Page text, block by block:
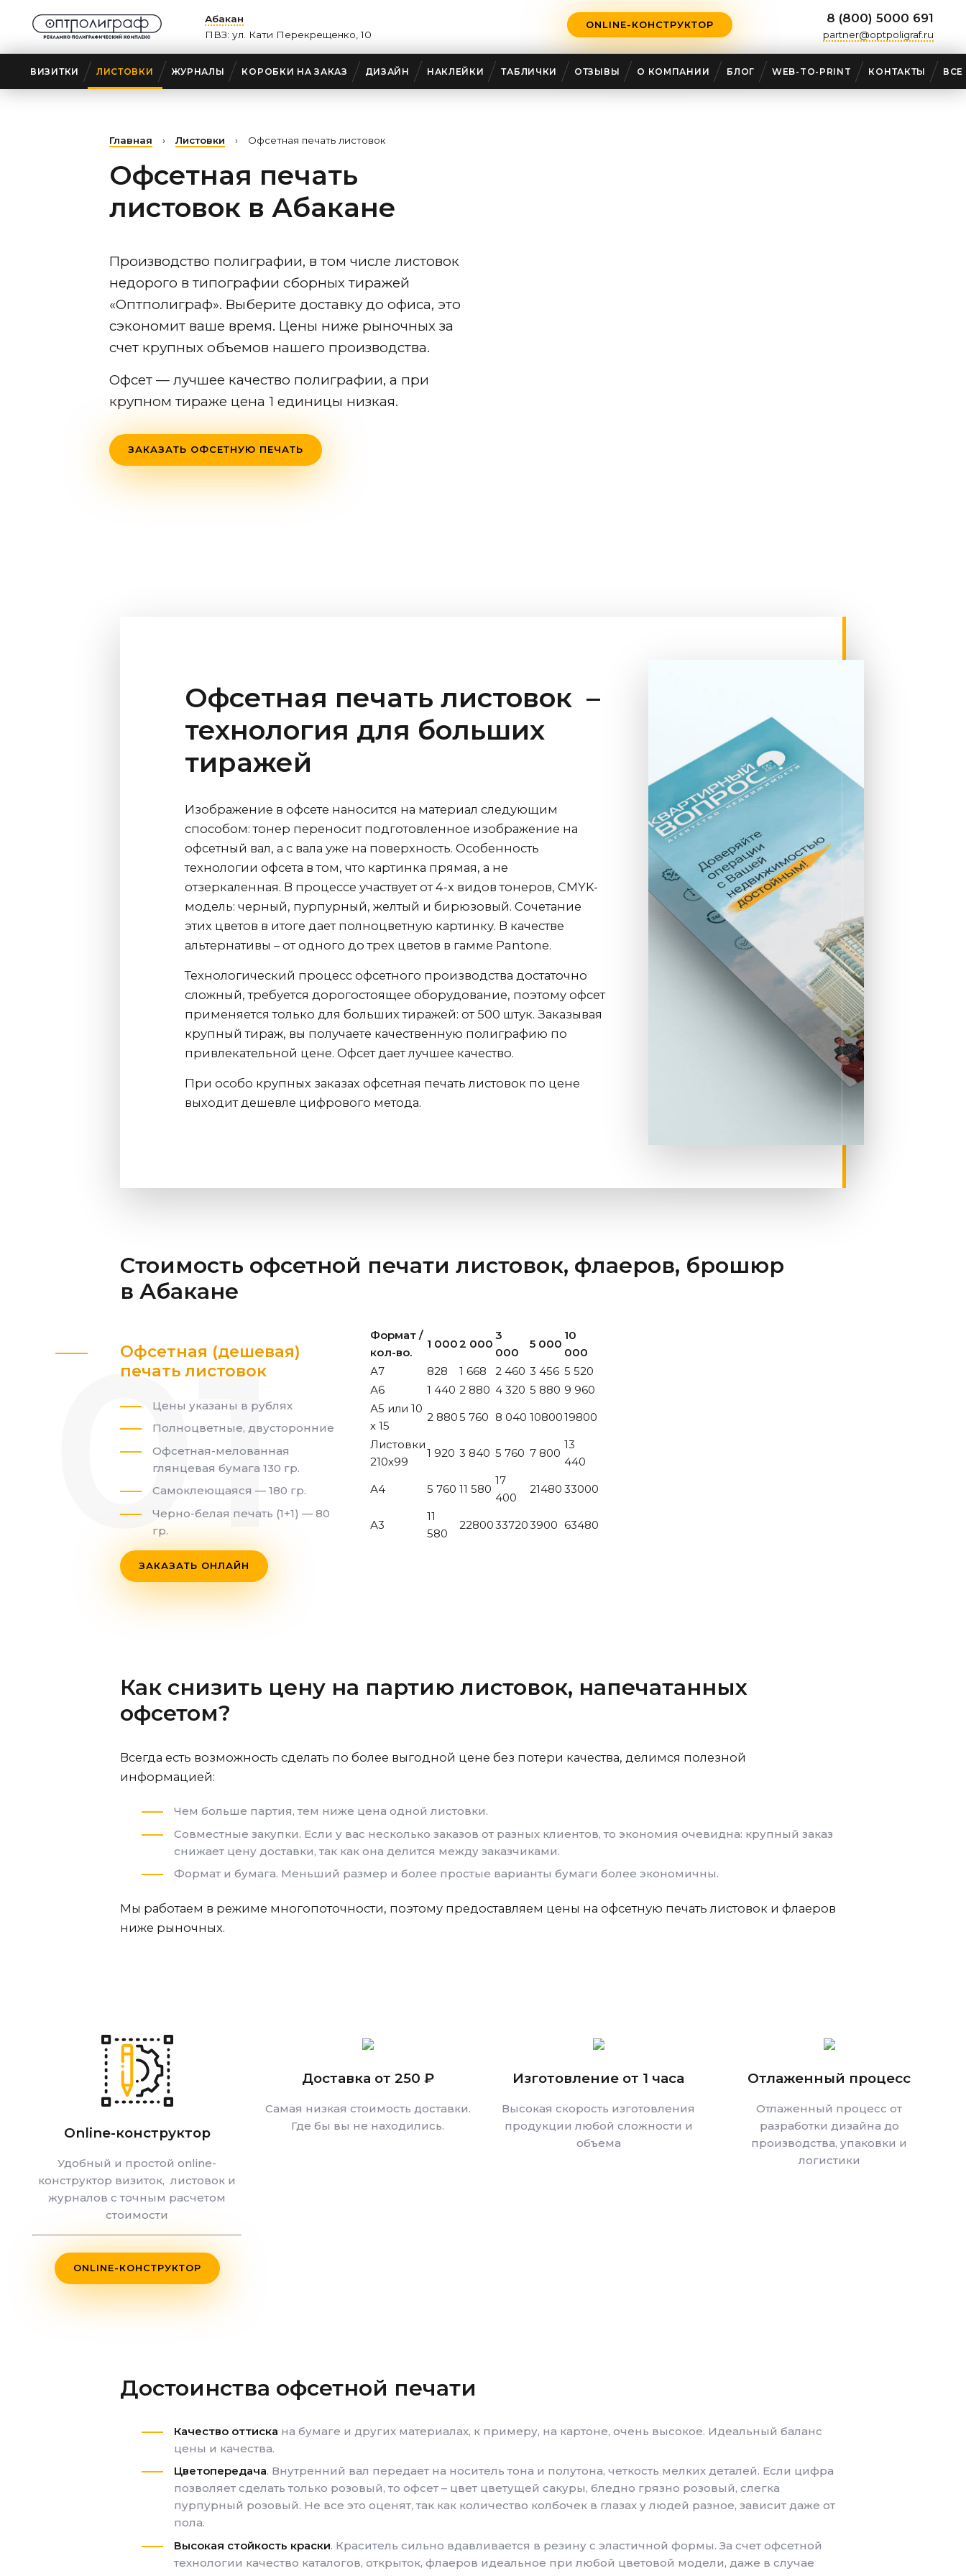
Абакан
ПВЗ: ул. Кати Перекрещенко, 10
ONLINE-КОНСТРУКТОР 8 (800) 5000 691
partner@optpoligraf.ru
ВИЗИТКИ ЛИСТОВКИ ЖУРНАЛЫ КОРОБКИ НА ЗАКАЗ ДИЗАЙН НАКЛЕЙКИ ТАБЛИЧКИ ОТЗЫВЫ О КОМПАНИИ БЛОГ WEB-TO-PRINT КОНТАКТЫ ВСЕ
Главная › Листовки › Офсетная печать листовок
Офсетная печать
листовок в Абакане
Производство полиграфии, в том числе листовок
недорого в типографии сборных тиражей
«Оптполиграф». Выберите доставку до офиса, это
сэкономит ваше время. Цены ниже рыночных за
счет крупных объемов нашего производства.
Офсет — лучшее качество полиграфии, а при
крупном тираже цена 1 единицы низкая.
ЗАКАЗАТЬ ОФСЕТНУЮ ПЕЧАТЬ
Офсетная печать листовок –
технология для больших
тиражей
Изображение в офсете наносится на материал следующим
способом: тонер переносит подготовленное изображение на
офсетный вал, а с вала уже на поверхность. Особенность
технологии офсета в том, что картинка прямая, а не
отзеркаленная. В процессе участвует от 4-х видов тонеров, CMYK-
модель: черный, пурпурный, желтый и бирюзовый. Сочетание
этих цветов в итоге дает полноцветную картинку. В качестве
альтернативы – от одного до трех цветов в гамме Pantone.
Технологический процесс офсетного производства достаточно
сложный, требуется дорогостоящее оборудование, поэтому офсет
применяется только для больших тиражей: от 500 штук. Заказывая
крупный тираж, вы получаете качественную полиграфию по
привлекательной цене. Офсет дает лучшее качество.
При особо крупных заказах офсетная печать листовок по цене
выходит дешевле цифрового метода.
Стоимость офсетной печати листовок, флаеров, брошюр
в Абакане
Офсетная (дешевая)
печать листовок
Цены указаны в рублях
Полноцветные, двусторонние
Офсетная-мелованная
глянцевая бумага 130 гр.
Самоклеющаяся — 180 гр.
Черно-белая печать (1+1) — 80
гр.
ЗАКАЗАТЬ ОНЛАЙН
Формат /
кол-во.
1 0002 000
3
000
5 000
10
000
А7
828 1 668 2 460 3 456 5 520
А6
1 440 2 880 4 320 5 880 9 960
А5 или 10
х 15
2 8805 760 8 040 1080019800
Листовки
210х99
1 920 3 840 5 760 7 800
13
440
А4
5 760 11 580
17
400
21480 33000
А3
11
580
22800337203900 63480
Как снизить цену на партию листовок, напечатанных
офсетом?
Всегда есть возможность сделать по более выгодной цене без потери качества, делимся полезной
информацией:
Чем больше партия, тем ниже цена одной листовки.
Совместные закупки. Если у вас несколько заказов от разных клиентов, то экономия очевидна: крупный заказ
снижает цену доставки, так как она делится между заказчиками.
Формат и бумага. Меньший размер и более простые варианты бумаги более экономичны.
Мы работаем в режиме многопоточности, поэтому предоставляем цены на офсетную печать листовок и флаеров
ниже рыночных.
Online-конструктор
Удобный и простой online-
конструктор визиток, листовок и
журналов с точным расчетом
стоимости
ONLINE-КОНСТРУКТОР
Доставка от 250 ₽
Самая низкая стоимость доставки.
Где бы вы не находились.
Изготовление от 1 часа
Высокая скорость изготовления
продукции любой сложности и
объема
Отлаженный процесс
Отлаженный процесс от
разработки дизайна до
производства, упаковки и
логистики
Достоинства офсетной печати
Качество оттиска на бумаге и других материалах, к примеру, на картоне, очень высокое. Идеальный баланс
цены и качества.
Цветопередача. Внутренний вал передает на носитель тона и полутона, четкость мелких деталей. Если цифра
позволяет сделать только розовый, то офсет – цвет цветущей сакуры, бледно грязно розовый, слегка
пурпурный розовый. Не все это оценят, так как количество колбочек в глазах у людей разное, зависит даже от
пола.
Высокая стойкость краски. Краситель сильно вдавливается в резину с эластичной формы. За счет офсетной
технологии качество каталогов, открыток, флаеров идеальное при любой цветовой модели, даже в случае